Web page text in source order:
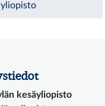
yliopisto
kesäyliopisto